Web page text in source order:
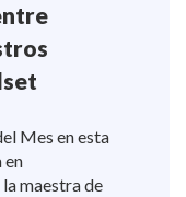
Mes en esta
en
maestra de